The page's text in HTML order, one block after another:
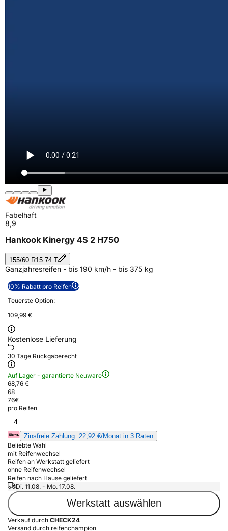
Fabelhaft
8,9
Hankook Kinergy 4S 2 H750
155/60 R15 74 T
Ganzjahresreifen - bis 190 km/h - bis 375 kg
10% Rabatt pro Reifen
Teuerste Option:
109,99 €
Kostenlose Lieferung
30 Tage Rückgaberecht
Auf Lager - garantierte Neuware
68,76 €
68
76€
pro Reifen
4
Zinsfreie Zahlung: 22,92 €/Monat in 3 Raten
Beliebte Wahl
mit Reifenwechsel
Reifen an Werkstatt geliefert
ohne Reifenwechsel
Reifen nach Hause geliefert
Di. 11.08. - Mo. 17.08.
Werkstatt auswählen
Verkauf durch CHECK24
Versand durch reifenchampion